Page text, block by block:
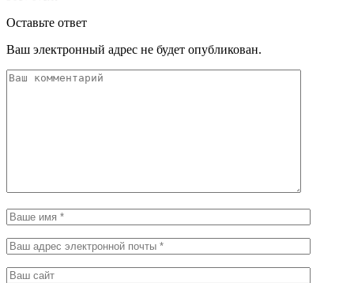
Оставьте ответ
Ваш электронный адрес не будет опубликован.